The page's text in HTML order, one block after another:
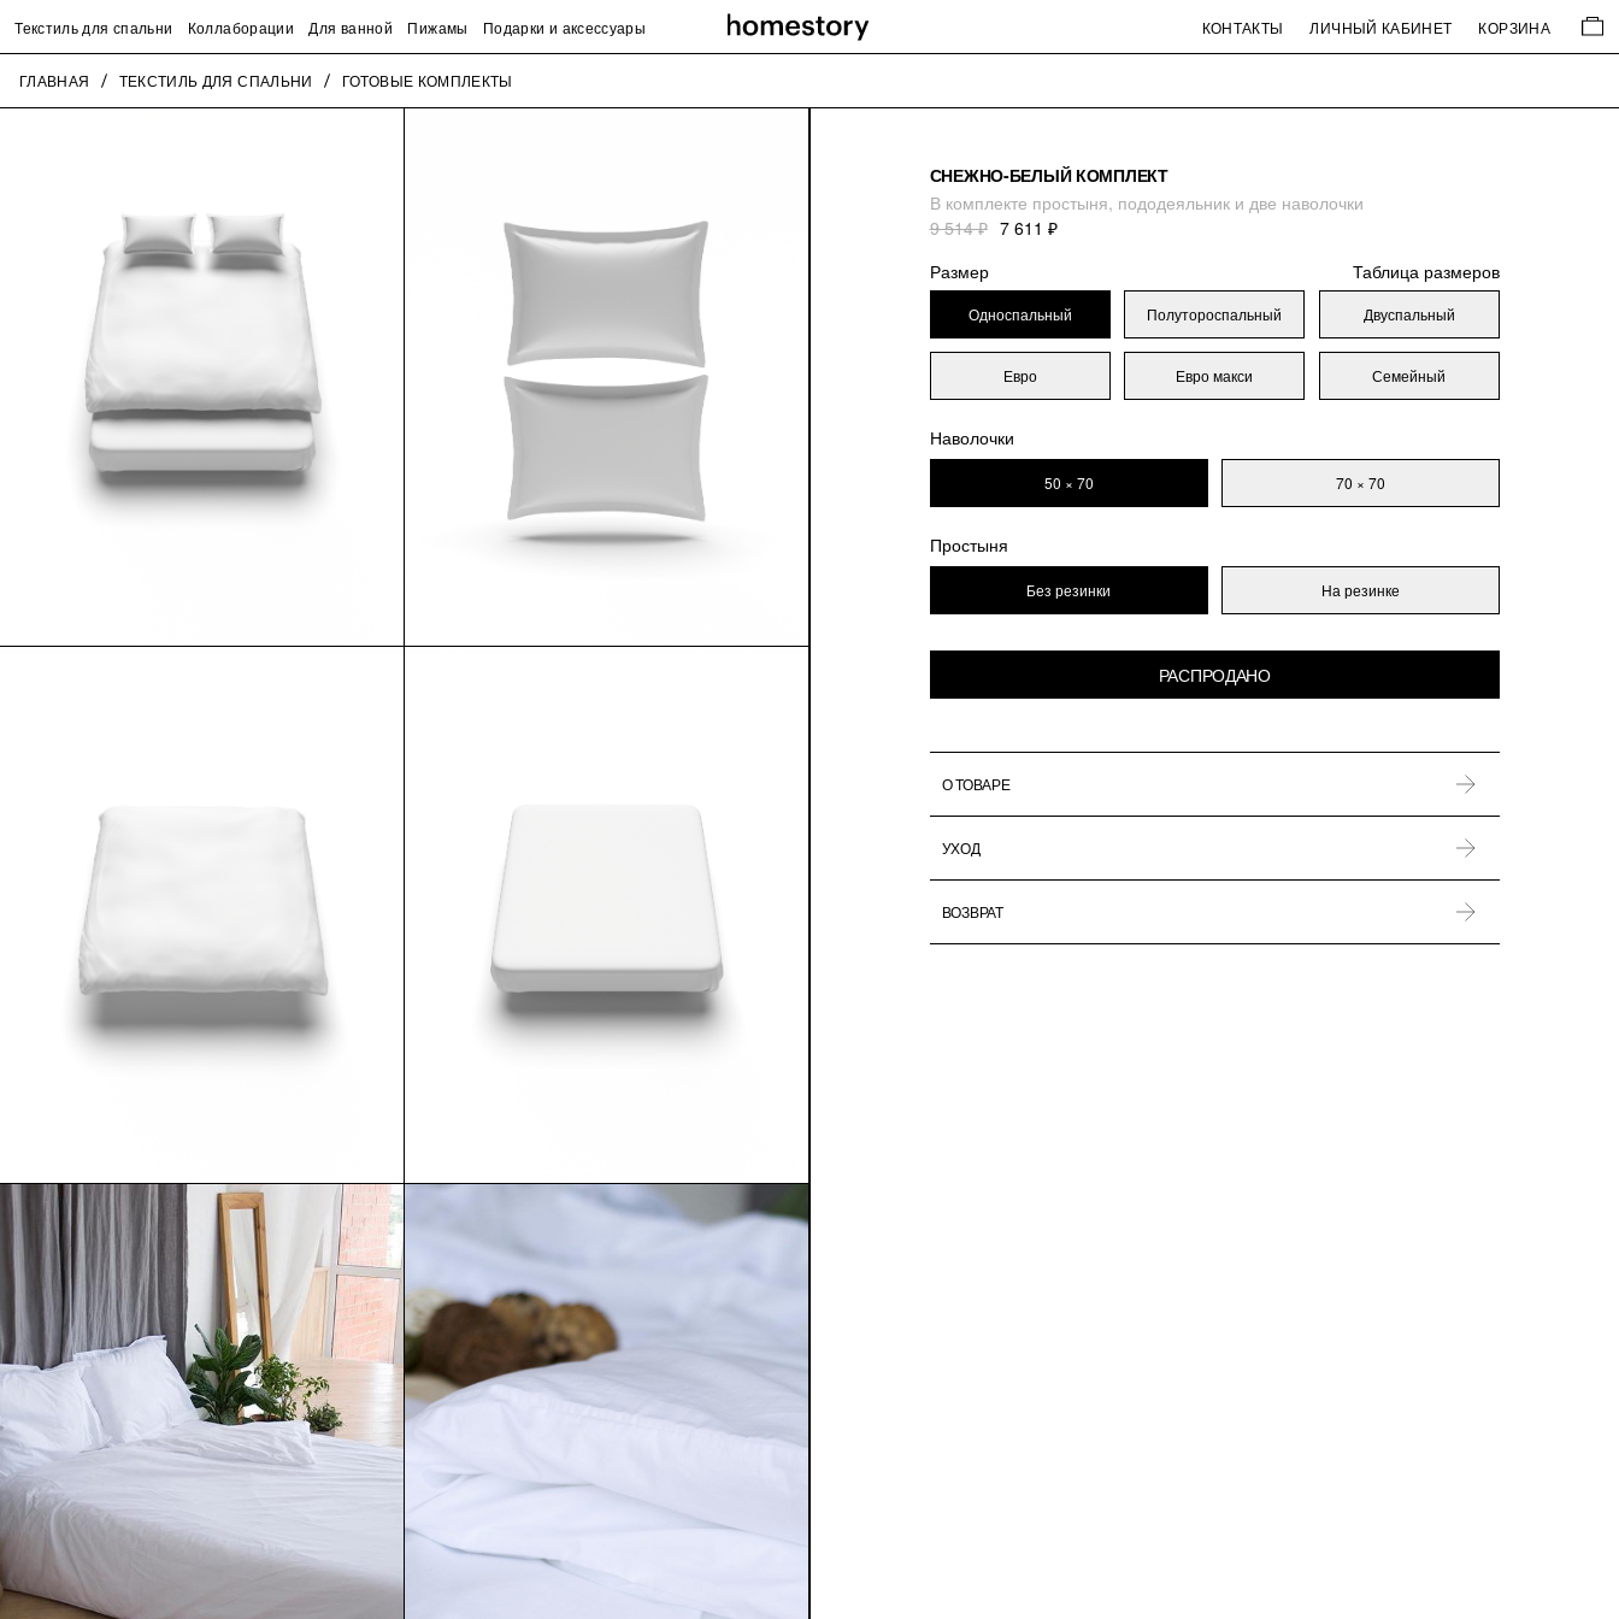
Текстиль для спальни Коллаборации Для ванной Пижамы Подарки и аксессуары КОНТАКТЫ ЛИЧНЫЙ КАБИНЕТ КОРЗИНА
ГЛАВНАЯ ТЕКСТИЛЬ ДЛЯ СПАЛЬНИ ГОТОВЫЕ КОМПЛЕКТЫ
СНЕЖНО-БЕЛЫЙ КОМПЛЕКТ
В комплекте простыня, пододеяльник и две наволочки
9 514 ₽ 7 611 ₽
Размер
Таблица размеров
Односпальный Полутороспальный Двуспальный
Евро Евро макси Семейный
Наволочки
50 × 70 70 × 70
Простыня
Без резинки На резинке
РАСПРОДАНО
О ТОВАРЕ
УХОД
ВОЗВРАТ